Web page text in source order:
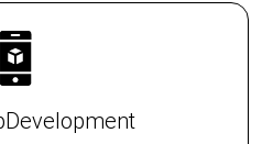
Development